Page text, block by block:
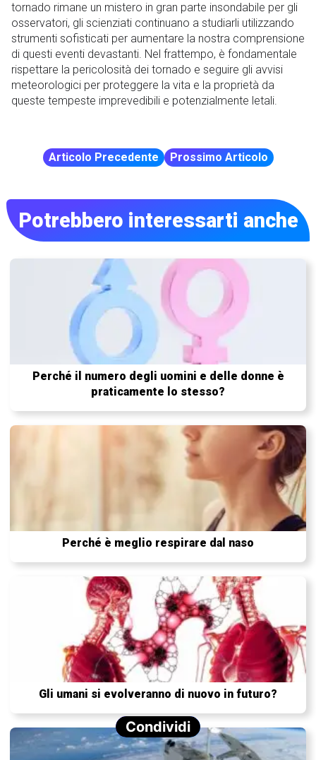
tornado rimane un mistero in gran parte insondabile per gli
osservatori, gli scienziati continuano a studiarli utilizzando
strumenti sofisticati per aumentare la nostra comprensione
di questi eventi devastanti. Nel frattempo, è fondamentale
rispettare la pericolosità dei tornado e seguire gli avvisi
meteorologici per proteggere la vita e la proprietà da
queste tempeste imprevedibili e potenzialmente letali.
Articolo Precedente Prossimo Articolo
Potrebbero interessarti anche
Perché il numero degli uomini e delle donne è
praticamente lo stesso?
Perché è meglio respirare dal naso
Gli umani si evolveranno di nuovo in futuro?
Condividi